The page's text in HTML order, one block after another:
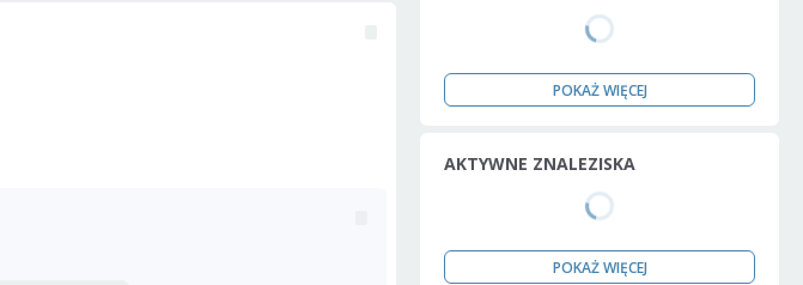
POKAŻ WIĘCEJ
AKTYWNE ZNALEZISKA
POKAŻ WIĘCEJ